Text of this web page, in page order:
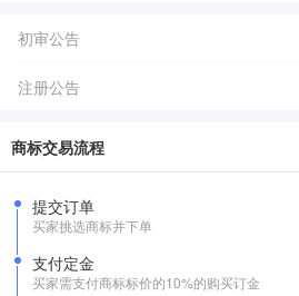
初审公告
注册公告
商标交易流程
提交订单
买家挑选商标并下单
支付定金
买家需支付商标标价的10%的购买订金